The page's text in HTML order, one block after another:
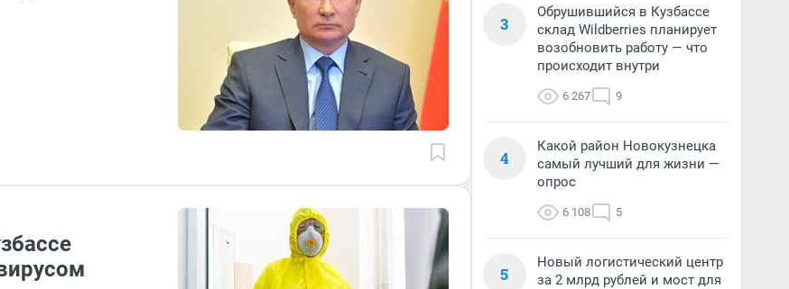
3
Обрушившийся в Кузбассе
склад Wildberries планирует
возобновить работу — что
происходит внутри
6 267 9
4
Какой район Новокузнецка
самый лучший для жизни —
опрос
6 108 5
5
Новый логистический центр
за 2 млрд рублей и мост для